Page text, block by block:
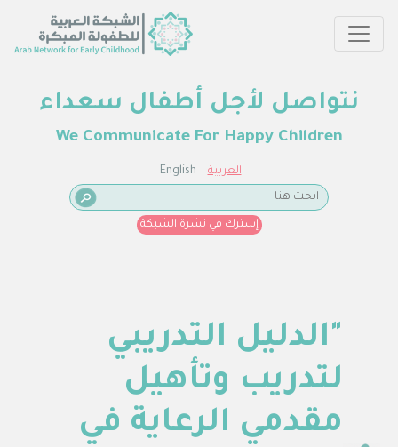
نتواصل لأجل أطفال سعداء
We Communicate For Happy Children
English العربية
إشترك في نشرة الشبكة
"الدليل التدريبي
لتدريب وتأهيل
مقدمي الرعاية في